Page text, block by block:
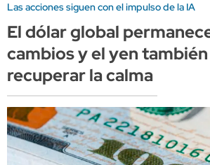
Las acciones siguen con el impulso de la IA
El dólar global
cambios y el yen
recuperar la calma